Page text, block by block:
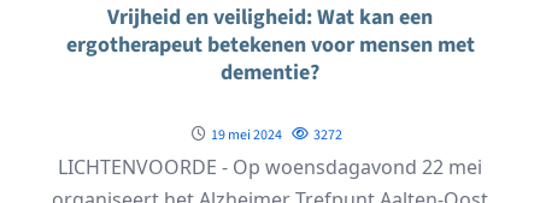
Vrijheid en veiligheid: Wat kan een
ergotherapeut betekenen voor mensen met
dementie?
19 mei 2024 3272
LICHTENVOORDE - Op woensdagavond 22 mei